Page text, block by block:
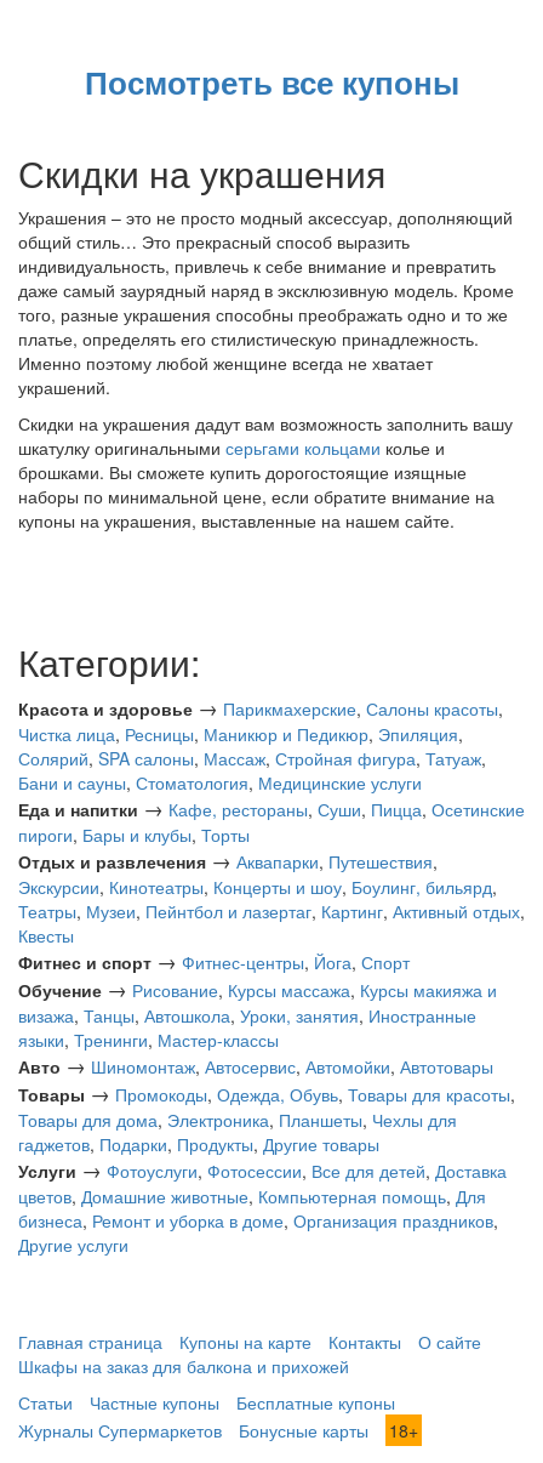
Посмотреть все купоны
Скидки на украшения
Украшения – это не просто модный аксессуар, дополняющий
общий стиль… Это прекрасный способ выразить
индивидуальность, привлечь к себе внимание и превратить
даже самый заурядный наряд в эксклюзивную модель. Кроме
того, разные украшения способны преображать одно и то же
платье, определять его стилистическую принадлежность.
Именно поэтому любой женщине всегда не хватает
украшений.
Скидки на украшения дадут вам возможность заполнить вашу
шкатулку оригинальными серьгами кольцами колье и
брошками. Вы сможете купить дорогостоящие изящные
наборы по минимальной цене, если обратите внимание на
купоны на украшения, выставленные на нашем сайте.
Категории:
Красота и здоровье → Парикмахерские, Салоны красоты,
Чистка лица, Ресницы, Маникюр и Педикюр, Эпиляция,
Солярий, SPA салоны, Массаж, Стройная фигура, Татуаж,
Бани и сауны, Стоматология, Медицинские услуги
Еда и напитки → Кафе, рестораны, Суши, Пицца, Осетинские
пироги, Бары и клубы, Торты
Отдых и развлечения → Аквапарки, Путешествия,
Экскурсии, Кинотеатры, Концерты и шоу, Боулинг, бильярд,
Театры, Музеи, Пейнтбол и лазертаг, Картинг, Активный отдых,
Квесты
Фитнес и спорт → Фитнес-центры, Йога, Спорт
Обучение → Рисование, Курсы массажа, Курсы макияжа и
визажа, Танцы, Автошкола, Уроки, занятия, Иностранные
языки, Тренинги, Мастер-классы
Авто → Шиномонтаж, Автосервис, Автомойки, Автотовары
Товары → Промокоды, Одежда, Обувь, Товары для красоты,
Товары для дома, Электроника, Планшеты, Чехлы для
гаджетов, Подарки, Продукты, Другие товары
Услуги → Фотоуслуги, Фотосессии, Все для детей, Доставка
цветов, Домашние животные, Компьютерная помощь, Для
бизнеса, Ремонт и уборка в доме, Организация праздников,
Другие услуги
Главная страница Купоны на карте Контакты
О сайте
Шкафы на заказ для балкона и прихожей
Статьи
Частные купоны
Бесплатные купоны
Журналы Супермаркетов
Бонусные карты 18+